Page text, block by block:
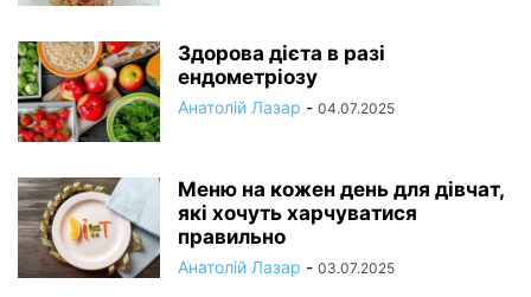
Здорова дієта в разі
ендометріозу
Анатолій Лазар - 04.07.2025
Меню на кожен день для дівчат,
які хочуть харчуватися
правильно
Анатолій Лазар - 03.07.2025